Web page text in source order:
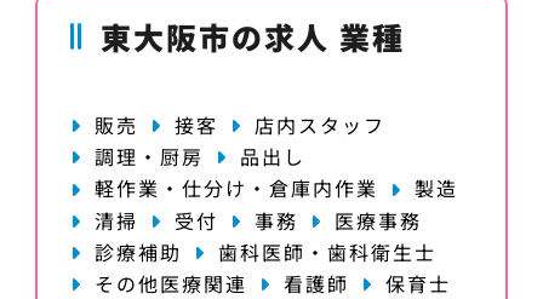
東大阪市の求人 業種
販売 接客
店内スタッフ
調理・厨房
品出し
軽作業・仕分け・倉庫内作業
製造
清掃
受付 事務
医療事務
診療補助
歯科医師・歯科衛生士
その他医療関連
看護師
保育士